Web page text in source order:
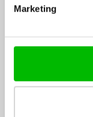
Marketing
Wij betalen de